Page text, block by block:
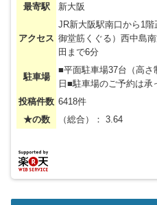
最寄駅
新大阪
アクセス
JR新大阪駅南口から1
御堂筋くぐる）西中島
田まで6分
駐車場
■平面駐車場37台（高さ
日■駐車場のご予約は承
投稿件数 6418件
★の数
（総合）： 3.64